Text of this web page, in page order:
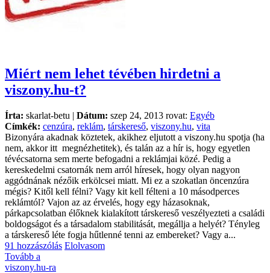
Miért nem lehet tévében hirdetni a
viszony.hu-t?
Írta: skarlat-betu | Dátum: szep 24, 2013 rovat: Egyéb
Címkék: cenzúra, reklám, társkereső, viszony.hu, vita
Bizonyára akadnak köztetek, akikhez eljutott a viszony.hu spotja (ha
nem, akkor itt megnézhetitek), és talán az a hír is, hogy egyetlen
tévécsatorna sem merte befogadni a reklámjai közé. Pedig a
kereskedelmi csatornák nem arról híresek, hogy olyan nagyon
aggódnának nézőik erkölcsei miatt. Mi ez a szokatlan öncenzúra
mégis? Kitől kell félni? Vagy kit kell félteni a 10 másodperces
reklámtól? Vajon az az érvelés, hogy egy házasoknak,
párkapcsolatban élőknek kialakított társkereső veszélyezteti a családi
boldogságot és a társadalom stabilitását, megállja a helyét? Tényleg
a társkereső léte fogja hűtlenné tenni az embereket? Vagy a...
91 hozzászólás Elolvasom
Tovább a
viszony.hu-ra